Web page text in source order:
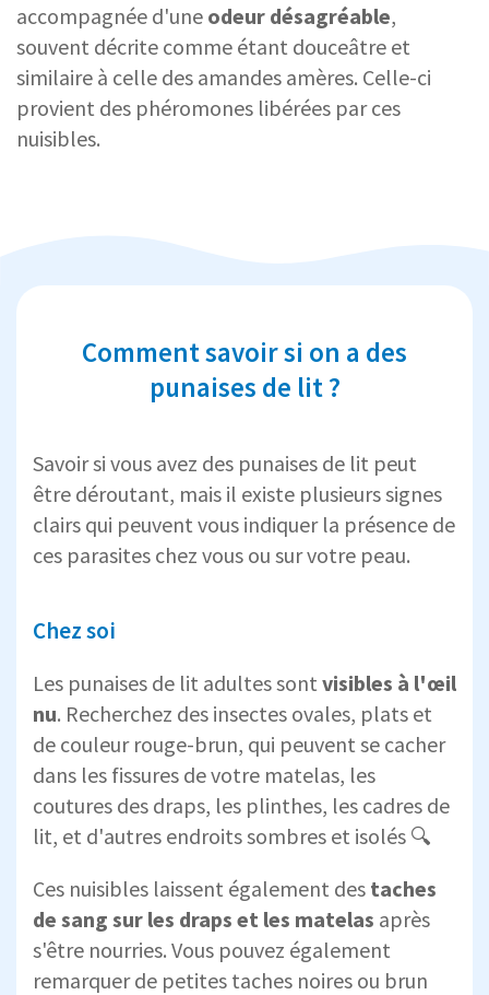
accompagnée d'une odeur désagréable,
souvent décrite comme étant douceâtre et
similaire à celle des amandes amères. Celle-ci
provient des phéromones libérées par ces
nuisibles.
Comment savoir si on a des
punaises de lit ?
Savoir si vous avez des punaises de lit peut
être déroutant, mais il existe plusieurs signes
clairs qui peuvent vous indiquer la présence de
ces parasites chez vous ou sur votre peau.
Chez soi
Les punaises de lit adultes sont visibles à l'œil
nu. Recherchez des insectes ovales, plats et
de couleur rouge-brun, qui peuvent se cacher
dans les fissures de votre matelas, les
coutures des draps, les plinthes, les cadres de
lit, et d'autres endroits sombres et isolés 🔍
Ces nuisibles laissent également des taches
de sang sur les draps et les matelas après
s'être nourries. Vous pouvez également
remarquer de petites taches noires ou brun